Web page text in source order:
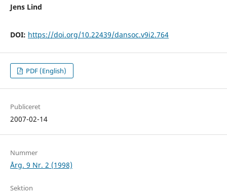
Jens Lind
DOI: https://doi.org/10.22439/dansoc.v9i2.764
PDF (English)
Publiceret
2007-02-14
Nummer
Årg. 9 Nr. 2 (1998)
Sektion